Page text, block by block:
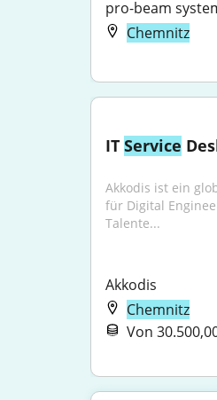
pro-beam
Chemnitz
IT Service
Akkodis ist ein
für Digital
Talente...
Akkodis
Chemnitz
Von